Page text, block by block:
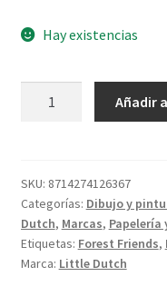
Hay existencias
Friends
cantidad
Añadir
SKU: 8714274126367
Categorías: Dibujo y
Dutch, Marcas, Papelería
Etiquetas: Forest Friends,
Marca: Little Dutch